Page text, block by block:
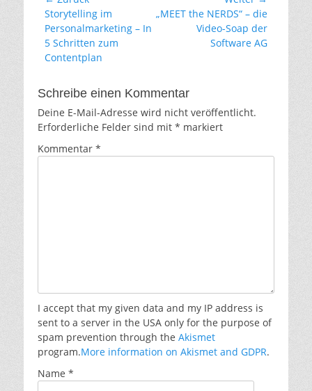
Vorheriger
Beitrag:
Storytelling im
Personalmarketing – In
5 Schritten zum
Contentplan
Nächster
„MEET the NERDS“ – die
Video-Soap der
Software AG
Schreibe einen Kommentar
Deine E-Mail-Adresse wird nicht veröffentlicht.
Erforderliche Felder sind mit * markiert
Kommentar *
I accept that my given data and my IP address is
sent to a server in the USA only for the purpose of
spam prevention through the Akismet
program.More information on Akismet and GDPR.
Name *